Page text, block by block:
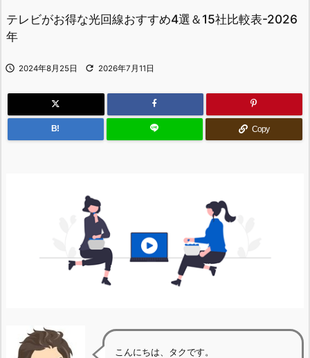
テレビがお得な光回線おすすめ4選＆15社比較表-2026
年
 2024年8月25日  2026年7月11日
B! Copy
こんにちは、タクです。